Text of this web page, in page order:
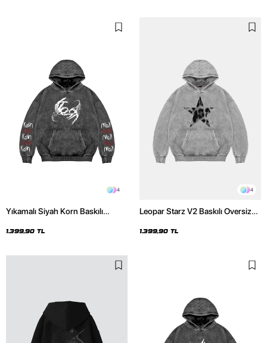
4
Yıkamalı Siyah Korn Baskılı
1.399,90 TL
4
Leopar Starz V2 Baskılı Oversize
Hoodie
1.399,90 TL